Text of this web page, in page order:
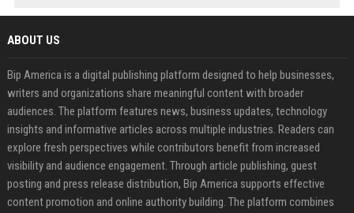
ABOUT US
Bip America is a digital publishing platform designed to help businesses,
writers and organizations share meaningful content with broader
audiences. The platform features news, business updates, technology
insights and informative articles across multiple industries. Readers can
explore fresh perspectives while contributors benefit from increased
visibility and audience engagement. Through article publishing, guest
posting and press release distribution, Bip America supports effective
content promotion and online authority building. The platform combines